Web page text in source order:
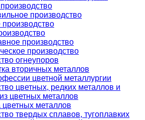
производство
производство
производство
производство
огнеупоров
вторичных металлов
цветной металлургии
цветных, редких металлов и
цветных металлов
цветных металлов
твердых сплавов, тугоплавких